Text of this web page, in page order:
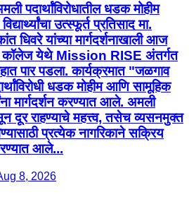
पदार्थांविरोधातील धडक मोहीम
उत्स्फूर्त प्रतिसाद मा.
धिवरे यांच्या मार्गदर्शनाखाली आज
कॉलेज येथे Mission RISE अंतर्गत
पार पडला. कार्यक्रमात "जळगाव
धडक मोहीम आणि सामूहिक
मार्गदर्शन करण्यात आले. अमली
दूर राहण्याचे महत्त्व, तसेच व्यसनमुक्त
प्रत्येक नागरिकाने सक्रिय
आले...
8, 2026